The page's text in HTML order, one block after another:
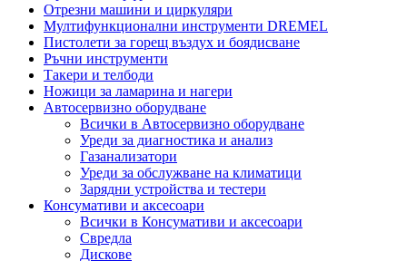
Отрезни машини и циркуляри
Мултифункционални инструменти DREMEL
Пистолети за горещ въздух и боядисване
Ръчни инструменти
Такери и телбоди
Ножици за ламарина и нагери
Автосервизно оборудване
Всички в Автосервизно оборудване
Уреди за диагностика и анализ
Газанализатори
Уреди за обслужване на климатици
Зарядни устройства и тестери
Консумативи и аксесоари
Всички в Консумативи и аксесоари
Свредла
Дискове